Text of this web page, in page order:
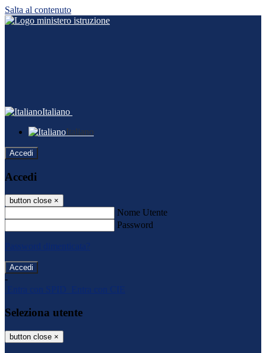
Salta al contenuto
Italiano
Italiano
Accedi
Accedi
button close ×
Nome Utente
Password
Password dimenticata?
-
Entra con SPID
Entra con CIE
Seleziona utente
button close ×